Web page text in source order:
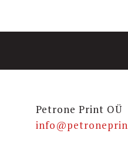
Petrone Print OÜ